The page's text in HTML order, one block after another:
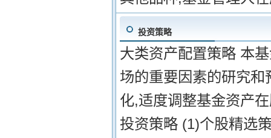
投资策略
大类资产配置策略 本
场的重要因素的研究
化,适度调整基金资产
投资策略 (1)个股精选